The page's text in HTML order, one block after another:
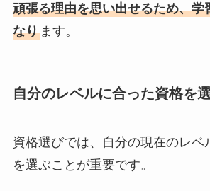
頑張る理由を思い出せるため、学
なります。
自分のレベルに合った資格を
資格選びでは、自分の現在のレベ
を選ぶことが重要です。